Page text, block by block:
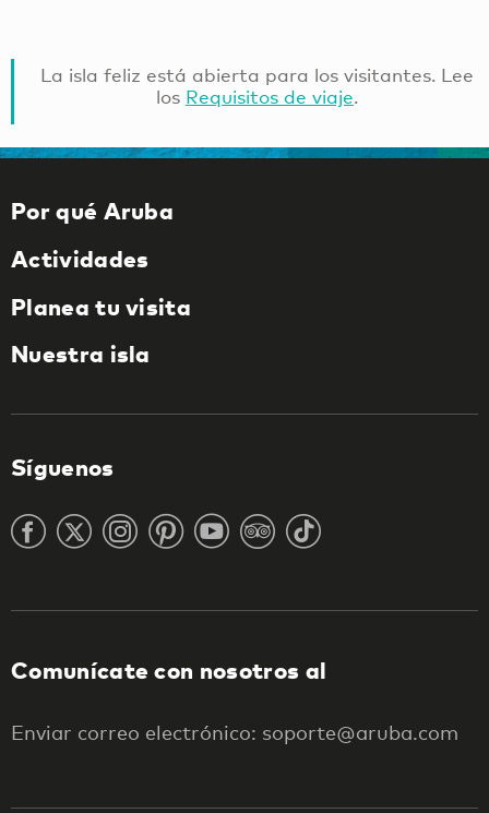
La isla feliz está abierta para los visitantes. Lee
los Requisitos de viaje.
Por qué Aruba
Actividades
Planea tu visita
Nuestra isla
Síguenos
Comunícate con nosotros al
Enviar correo electrónico: soporte@aruba.com